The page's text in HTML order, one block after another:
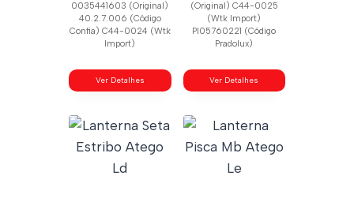
0035441603 (Original)
40.2.7.006 (Código
Confia) C44-0024 (Wtk
Import)
Ver Detalhes
(Original) C44-0025
(Wtk Import)
Pl05760221 (Código
Pradolux)
Ver Detalhes